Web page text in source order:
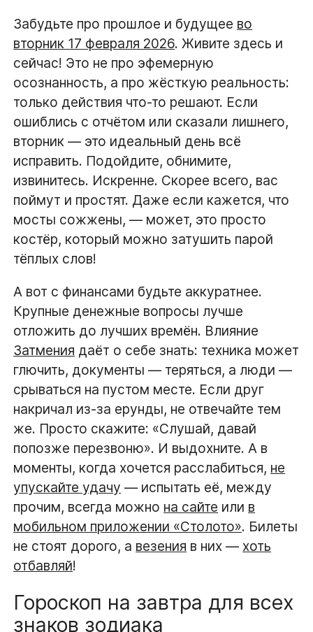
Забудьте про прошлое и будущее во
вторник 17 февраля 2026. Живите здесь и
сейчас! Это не про эфемерную
осознанность, а про жёсткую реальность:
только действия что-то решают. Если
ошиблись с отчётом или сказали лишнего,
вторник — это идеальный день всё
исправить. Подойдите, обнимите,
извинитесь. Искренне. Скорее всего, вас
поймут и простят. Даже если кажется, что
мосты сожжены, — может, это просто
костёр, который можно затушить парой
тёплых слов!
А вот с финансами будьте аккуратнее.
Крупные денежные вопросы лучше
отложить до лучших времён. Влияние
Затмения даёт о себе знать: техника может
глючить, документы — теряться, а люди —
срываться на пустом месте. Если друг
накричал из-за ерунды, не отвечайте тем
же. Просто скажите: «Слушай, давай
попозже перезвоню». И выдохните. А в
моменты, когда хочется расслабиться, не
упускайте удачу — испытать её, между
прочим, всегда можно на сайте или в
мобильном приложении «Столото». Билеты
не стоят дорого, а везения в них — хоть
отбавляй!
Гороскоп на завтра для всех
знаков зодиака